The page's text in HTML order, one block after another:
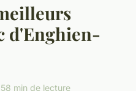
d'Enghien-
8 min de lecture